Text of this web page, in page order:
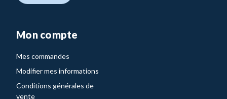
Mon compte
Mes commandes
Modifier mes informations
Conditions générales de
vente